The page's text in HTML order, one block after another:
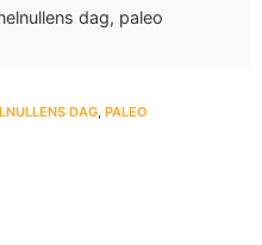
dag, paleo
DAG, PALEO